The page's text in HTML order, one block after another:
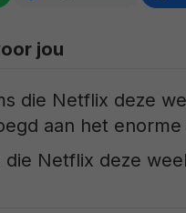
jou
die Netflix deze